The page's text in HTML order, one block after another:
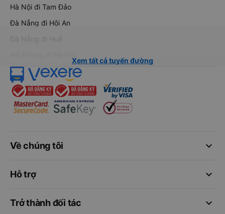
Hà Nội đi Tam Đảo
Đà Nẵng đi Hội An
Đà Nẵng đi Huế
Xem tất cả tuyến đường
keyboard_arrow_down
Về chúng tôi
keyboard_arrow_down
Hỗ trợ
keyboard_arrow_down
Trở thành đối tác